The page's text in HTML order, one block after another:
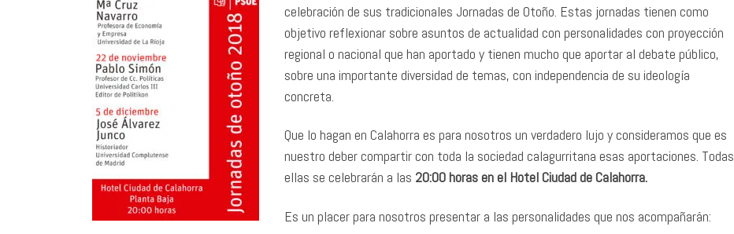
celebración de sus tradicionales Jornadas de Otoño. Estas jornadas tienen como
objetivo reflexionar sobre asuntos de actualidad con personalidades con proyección
regional o nacional que han aportado y tienen mucho que aportar al debate público,
sobre una importante diversidad de temas, con independencia de su ideología
concreta.
Que lo hagan en Calahorra es para nosotros un verdadero lujo y consideramos que es
nuestro deber compartir con toda la sociedad calagurritana esas aportaciones. Todas
ellas se celebrarán a las 20:00 horas en el Hotel Ciudad de Calahorra.
Es un placer para nosotros presentar a las personalidades que nos acompañarán: